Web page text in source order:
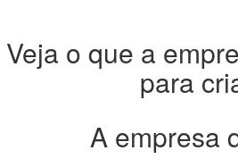
Veja o que a
para
A empresa